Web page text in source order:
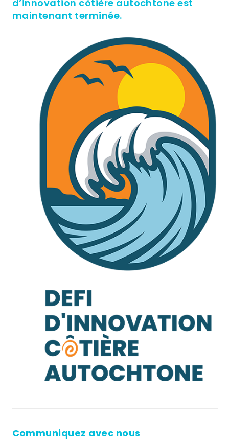
d’innovation côtière autochtone est
maintenant terminée.
Communiquez avec nous